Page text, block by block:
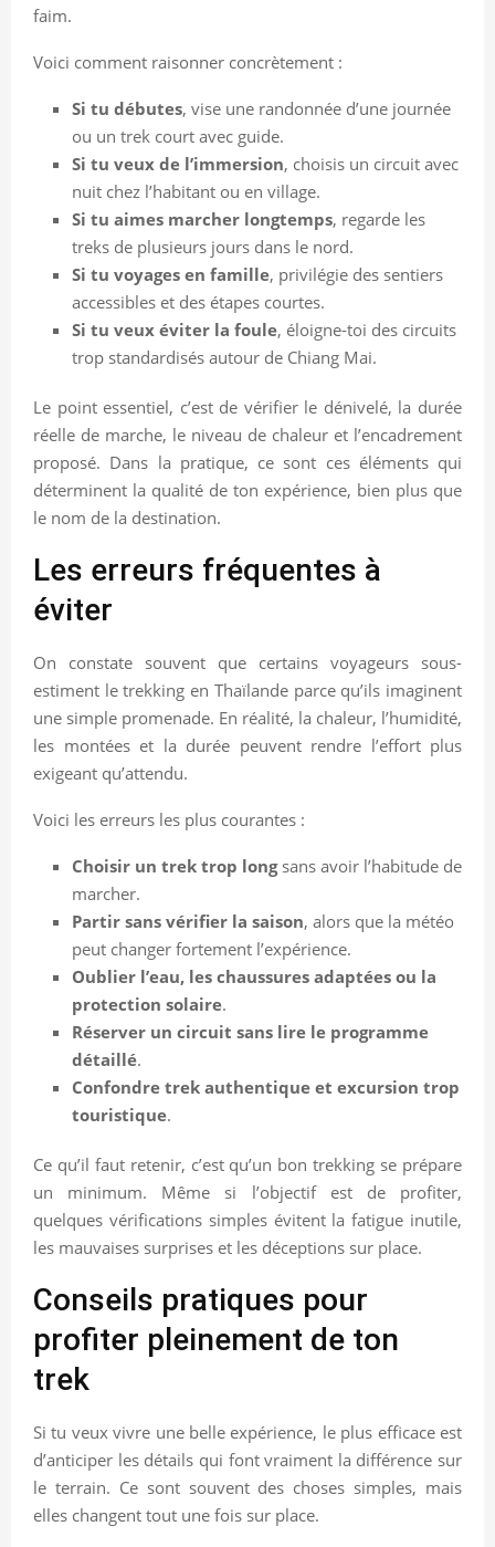
faim.
Voici comment raisonner concrètement :
Si tu débutes, vise une randonnée d’une journée
ou un trek court avec guide.
Si tu veux de l’immersion, choisis un circuit avec
nuit chez l’habitant ou en village.
Si tu aimes marcher longtemps, regarde les
treks de plusieurs jours dans le nord.
Si tu voyages en famille, privilégie des sentiers
accessibles et des étapes courtes.
Si tu veux éviter la foule, éloigne-toi des circuits
trop standardisés autour de Chiang Mai.
Le point essentiel, c’est de vérifier le dénivelé, la durée
réelle de marche, le niveau de chaleur et l’encadrement
proposé. Dans la pratique, ce sont ces éléments qui
déterminent la qualité de ton expérience, bien plus que
le nom de la destination.
Les erreurs fréquentes à
éviter
On constate souvent que certains voyageurs sous-
estiment le trekking en Thaïlande parce qu’ils imaginent
une simple promenade. En réalité, la chaleur, l’humidité,
les montées et la durée peuvent rendre l’effort plus
exigeant qu’attendu.
Voici les erreurs les plus courantes :
Choisir un trek trop longsans avoir l’habitude de
marcher.
Partir sans vérifier la saison, alors que la météo
peut changer fortement l’expérience.
Oublier l’eau, les chaussures adaptées ou la
protection solaire.
Réserver un circuit sans lire le programme
détaillé.
Confondre trek authentique et excursion trop
touristique.
Ce qu’il faut retenir, c’est qu’un bon trekking se prépare
un minimum. Même si l’objectif est de profiter,
quelques vérifications simples évitent la fatigue inutile,
les mauvaises surprises et les déceptions sur place.
Conseils pratiques pour
profiter pleinement de ton
trek
Si tu veux vivre une belle expérience, le plus efficace est
d’anticiper les détails qui font vraiment la différence sur
le terrain. Ce sont souvent des choses simples, mais
elles changent tout une fois sur place.